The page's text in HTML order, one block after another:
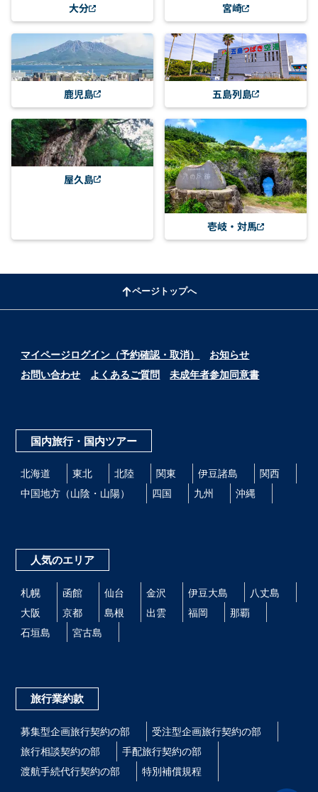
大分 宮崎
鹿児島 五島列島
屋久島
壱岐・対馬
ページトップへ
マイページログイン（予約確認・取消）
お知らせ
お問い合わせ
よくあるご質問 未成年者参加同意書
国内旅行・国内ツアー
北海道 東北 北陸 関東 伊豆諸島
関西
中国地方（山陰・山陽）
四国 九州 沖縄
人気のエリア
札幌 函館 仙台 金沢 伊豆大島
八丈島
大阪
京都 島根 出雲 福岡
那覇
石垣島
宮古島
旅行業約款
募集型企画旅行契約の部
受注型企画旅行契約の部
旅行相談契約の部
手配旅行契約の部
渡航手続代行契約の部
特別補償規程